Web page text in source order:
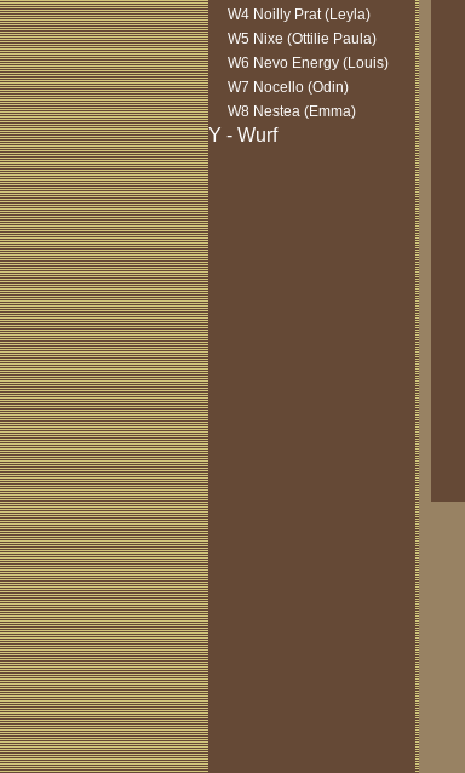
W4 Noilly Prat (Leyla)
W5 Nixe (Ottilie Paula)
W6 Nevo Energy (Louis)
W7 Nocello (Odin)
W8 Nestea (Emma)